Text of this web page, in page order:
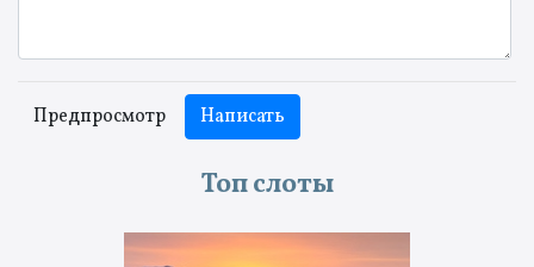
Топ слоты